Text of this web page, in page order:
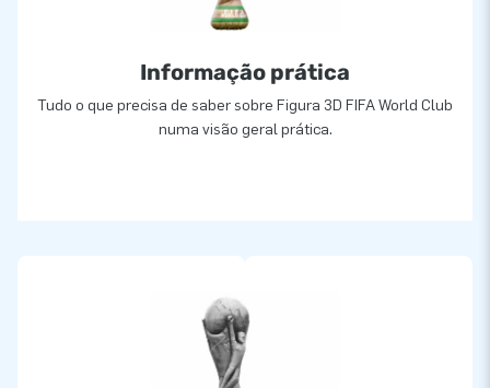
Informação prática
Tudo o que precisa de saber sobre Figura 3D FIFA World Club
numa visão geral prática.